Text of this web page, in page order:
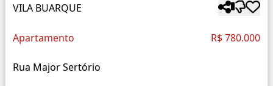
VILA BUARQUE
Apartamento R$ 780.000
Rua Major Sertório